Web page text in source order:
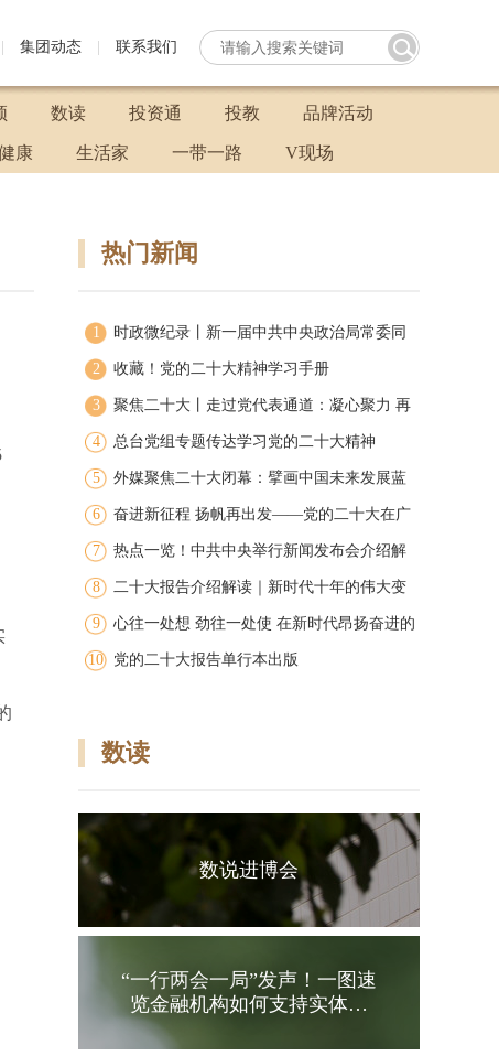
集团动态 联系我们
数读 投资通 投教 品牌活动
康 生活家 一带一路 V现场
热门新闻
1 时政微纪录丨新一届中共中央政治局常委同
中外记者见面
2 收藏！党的二十大精神学习手册
3 聚焦二十大丨走过党代表通道：凝心聚力 再
启新程
4 总台党组专题传达学习党的二十大精神
5 外媒聚焦二十大闭幕：擘画中国未来发展蓝
图
6 奋进新征程 扬帆再出发——党的二十大在广
大干部群众中引发强烈反响
7 热点一览！中共中央举行新闻发布会介绍解
读党的二十大报告
8 二十大报告介绍解读｜新时代十年的伟大变
革
9 心往一处想 劲往一处使 在新时代昂扬奋进的
洪流中争创广东新的辉煌 广东团代表在学习
10 党的二十大报告单行本出版
数读
数说进博会
“一行两会一局”发声！一图速
览金融机构如何支持实体…